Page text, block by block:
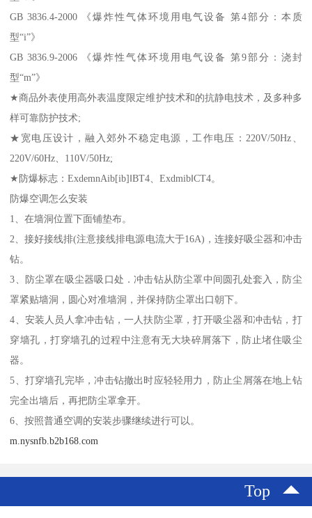
GB 3836.4-2000 《爆炸性气体环境用电气设备 第4部分：本质
型“i”》
GB 3836.9-2006 《爆炸性气体环境用电气设备 第9部分：浇封
型“m”》
★商品外表使用高外表温度限定维护技术和的抗静电技术，及多种多
样可靠防护技术;
★宽电压设计，融入郊外不稳定电源，工作电压：220V/50Hz、
220V/60Hz、110V/50Hz;
★防爆标志：ExdemnAib[ib]‖BT4、Exdmib‖CT4。
防爆空调怎么安装
1、在墙洞位置下面铺垫布。
2、接好接线排(注意接线排电源电流大于16A)，连接好吸尘器和冲击
钻。
3、防尘罩在吸尘器吸口处．冲击钻从防尘罩中间圆孔处套入，防尘
罩紧贴墙洞，圆心对准墙洞，并保持防尘罩出口朝下。
4、安装人员人拿冲击钻，一人扶防尘罩，打开吸尘器和冲击钻，打
穿墙孔，打穿墙孔的过程中注意有无大块碎屑落下，防止堵住吸尘
器。
5、打穿墙孔完毕，冲击钻撤出时应轻轻用力，防止尘屑落在地上钻
完全出墙后，再把防尘罩拿开。
6、按照普通空调的安装步骤继续进行可以。
m.nysnfb.b2b168.com
Top